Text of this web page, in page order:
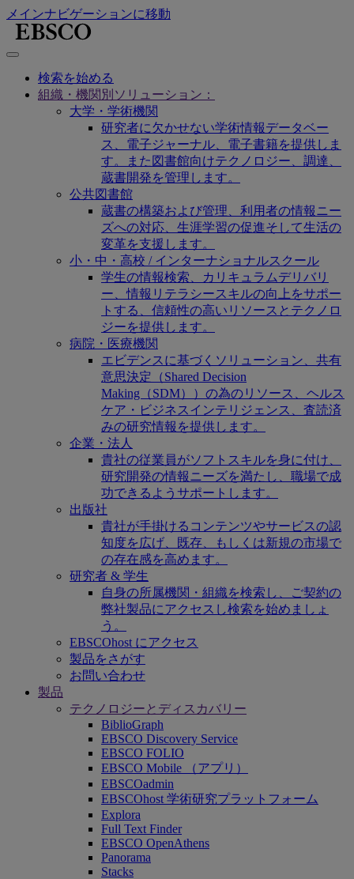
メインナビゲーションに移動
検索を始める
組織・機関別ソリューション：
大学・学術機関
研究者に欠かせない学術情報データベー
ス、電子ジャーナル、電子書籍を提供しま
す。また図書館向けテクノロジー、調達、
蔵書開発を管理します。
公共図書館
蔵書の構築および管理、利用者の情報ニー
ズへの対応、生涯学習の促進そして生活の
変革を支援します。
小・中・高校 / インターナショナルスクール
学生の情報検索、カリキュラムデリバリ
ー、情報リテラシースキルの向上をサポー
トする、信頼性の高いリソースとテクノロ
ジーを提供します。
病院・医療機関
エビデンスに基づくソリューション、共有
意思決定（Shared Decision
Making（SDM））の為のリソース、ヘルス
ケア・ビジネスインテリジェンス、査読済
みの研究情報を提供します。
企業・法人
貴社の従業員がソフトスキルを身に付け、
研究開発の情報ニーズを満たし、職場で成
功できるようサポートします。
出版社
貴社が手掛けるコンテンツやサービスの認
知度を広げ、既存、もしくは新規の市場で
の存在感を高めます。
研究者 & 学生
自身の所属機関・組織を検索し、ご契約の
弊社製品にアクセスし検索を始めましょ
う。
EBSCOhost にアクセス
製品をさがす
お問い合わせ
製品
テクノロジーとディスカバリー
BiblioGraph
EBSCO Discovery Service
EBSCO FOLIO
EBSCO Mobile （アプリ）
EBSCOadmin
EBSCOhost 学術研究プラットフォーム
Explora
Full Text Finder
EBSCO OpenAthens
Panorama
Stacks